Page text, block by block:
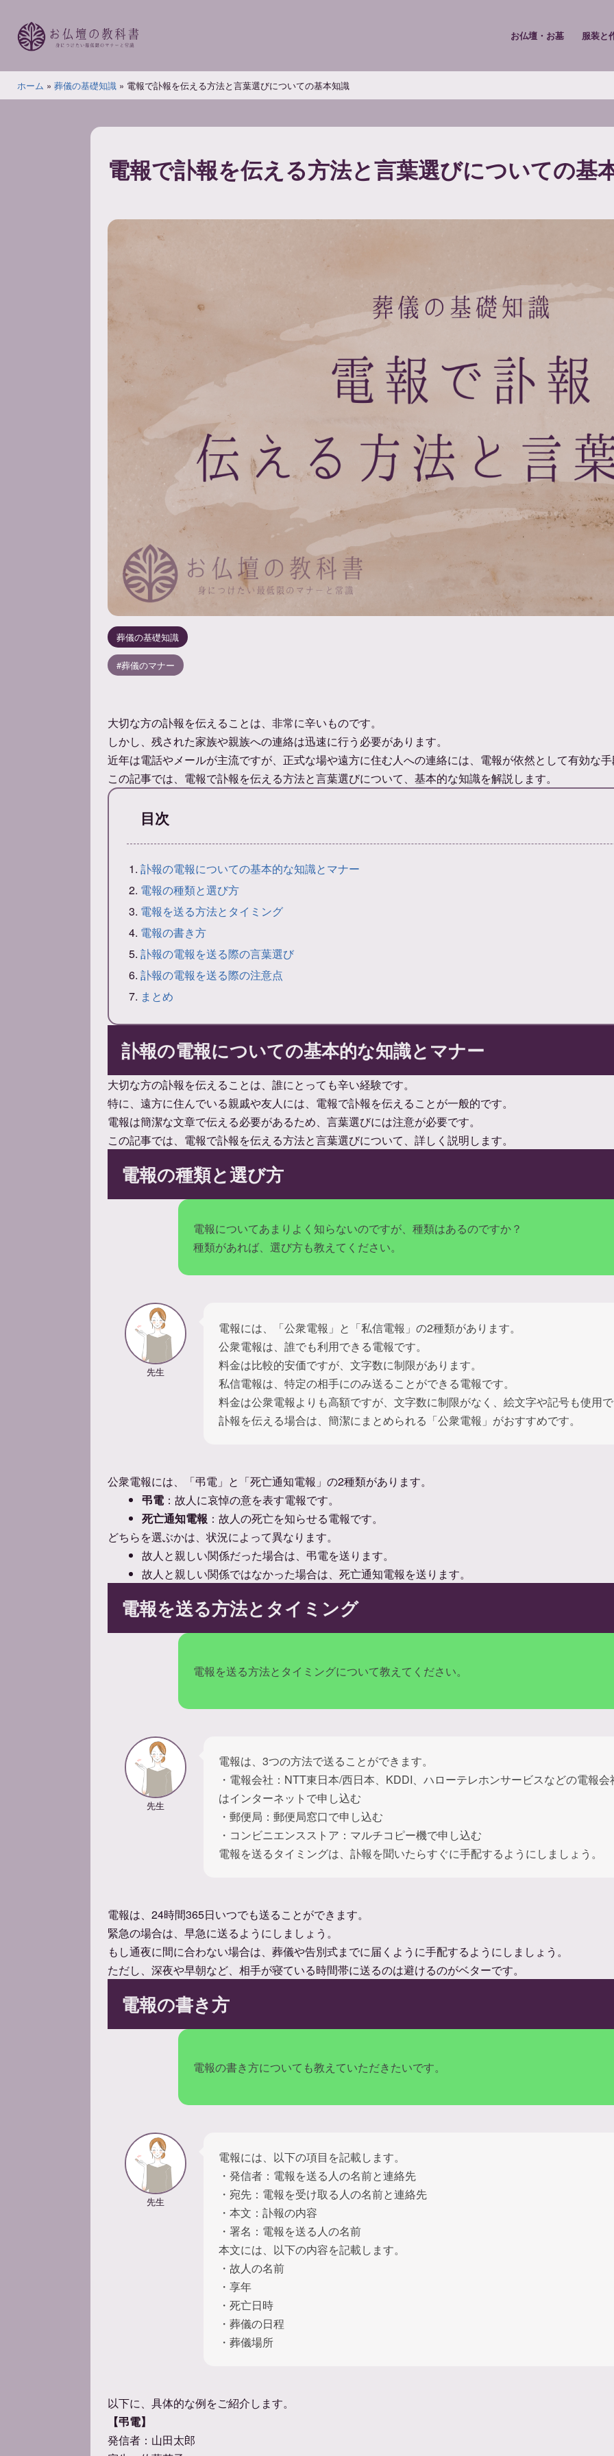
へ
お
仏
お仏壇・お墓 服装と
ホーム » 葬儀の基礎知識 » 電報で訃報を伝える方法と言葉選びについての基本知識
電報で訃報を伝える方法と言葉選びについての基
葬儀の基礎知識
葬儀のマナー
大切な方の訃報を伝えることは、非常に辛いものです。
しかし、残された家族や親族への連絡は迅速に行う必要があります。
近年は電話やメールが主流ですが、正式な場や遠方に住む人への連絡には、電報が依然として有効な
この記事では、電報で訃報を伝える方法と言葉選びについて、基本的な知識を解説します。
目次
訃報の電報についての基本的な知識とマナー
電報の種類と選び方
電報を送る方法とタイミング
電報の書き方
訃報の電報を送る際の言葉選び
訃報の電報を送る際の注意点
まとめ
訃報の電報についての基本的な知識とマナー
大切な方の訃報を伝えることは、誰にとっても辛い経験です。
特に、遠方に住んでいる親戚や友人には、電報で訃報を伝えることが一般的です。
電報は簡潔な文章で伝える必要があるため、言葉選びには注意が必要です。
この記事では、電報で訃報を伝える方法と言葉選びについて、詳しく説明します。
電報の種類と選び方
電報についてあまりよく知らないのですが、種類はあるのですか？
種類があれば、選び方も教えてください。
先生
電報には、「公衆電報」と「私信電報」の2種類があります。
公衆電報は、誰でも利用できる電報です。
料金は比較的安価ですが、文字数に制限があります。
私信電報は、特定の相手にのみ送ることができる電報です。
料金は公衆電報よりも高額ですが、文字数に制限がなく、絵文字や記号も使用
訃報を伝える場合は、簡潔にまとめられる「公衆電報」がおすすめです。
公衆電報には、「弔電」と「死亡通知電報」の2種類があります。
弔電：故人に哀悼の意を表す電報です。
死亡通知電報 ：故人の死亡を知らせる電報です。
どちらを選ぶかは、状況によって異なります。
故人と親しい関係だった場合は、弔電を送ります。
故人と親しい関係ではなかった場合は、死亡通知電報を送ります。
電報を送る方法とタイミング
電報を送る方法とタイミングについて教えてください。
先生
電報は、3つの方法で送ることができます。
・電報会社：NTT東日本/西日本、KDDI、ハローテレホンサービスなどの電報
はインターネットで申し込む
・郵便局：郵便局窓口で申し込む
・コンビニエンスストア：マルチコピー機で申し込む
電報を送るタイミングは、訃報を聞いたらすぐに手配するようにしましょう。
電報は、24時間365日いつでも送ることができます。
緊急の場合は、早急に送るようにしましょう。
もし通夜に間に合わない場合は、葬儀や告別式までに届くように手配するようにしましょう。
ただし、深夜や早朝など、相手が寝ている時間帯に送るのは避けるのがベターです。
電報の書き方
電報の書き方についても教えていただきたいです。
先生
電報には、以下の項目を記載します。
・発信者：電報を送る人の名前と連絡先
・宛先：電報を受け取る人の名前と連絡先
・本文：訃報の内容
・署名：電報を送る人の名前
本文には、以下の内容を記載します。
・故人の名前
・享年
・死亡日時
・葬儀の日程
・葬儀場所
以下に、具体的な例をご紹介します。
【弔電】
発信者：山田太郎